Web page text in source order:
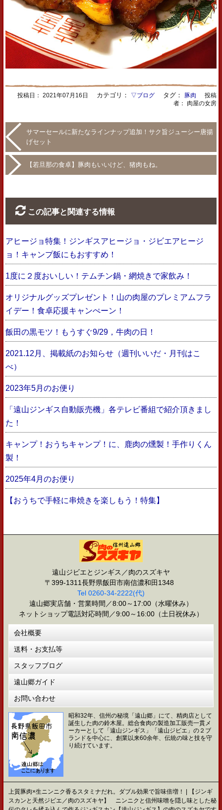
投稿日： 2021年07月16日 カテゴリ： ▽ブログタグ： 豚肉
投稿
者： 肉屋の女房
サマーセールに新たなラインナップ追加！サク旨ジューシー唐揚
げセット
【若旦那の食卓】豚肉もいいけど、猪肉もね。
この記事と関連する情報
アヒージョ特集！ジンギスアヒージョ・ジビエアヒージ
ョ！キャンプ飯にもおすすめ！
1度に２度おいしい！テムチン鍋・網焼きで家飲み！
オリジナルグッズプレゼント！山の肉屋のプレミアムフラ
イデー！食卓応援キャンぺーン！
飯田の黒モツ！もうすぐ9/29，牛肉の日！
2021.12月、掲載紙のお知らせ（週刊いいだ・月刊はこ
べ）
2023年5月のお便り
「遠山ジンギス自動販売機」各テレビ番組で紹介頂きまし
た！
キャンプ！おうちキャンプ！に、鹿肉の燻製！手作りくん
製！
2025年4月のお便り
【おうちで手軽に串焼きを楽しもう！特集】
遠山ジビエとジンギス／肉のスズキヤ
〒399-1311長野県飯田市南信濃和田1348
Tel 0260-34-2222(代)
遠山郷実店舗・営業時間／8:00～17:00（水曜休み）
ネットショップ電話対応時間／9:00～16:00（土日祝休み）
会社概要
送料・お支払等
スタッフブログ
遠山郷ガイド
お問い合わせ
昭和32年、信州の秘境「遠山郷」にて、精肉店として
誕生した肉の鈴木屋。総合食肉の製造加工販売一貫メ
ーカーとして「遠山ジンギス」「遠山ジビエ」の２ブ
ランドを中心に、創業以来60余年、伝統の味と技を守
り続けています。
上質豚肉×生ニンニク香るスタミナだれ。ダブル効果で旨味倍増！ | 【ジンギ
スカンと天然ジビエ／肉のスズキヤ】 ニンニクと信州味噌を隠し味とした秘